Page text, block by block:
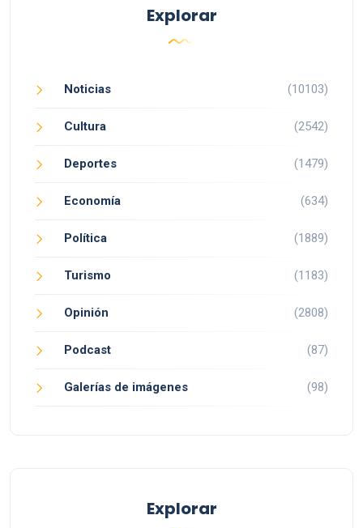
Explorar
Noticias (10103)
Cultura (2542)
Deportes (1479)
Economía (634)
Política (1889)
Turismo (1183)
Opinión (2808)
Podcast (87)
Galerías de imágenes (98)
Explorar